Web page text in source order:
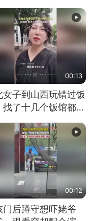
）
00:13
女子到山西玩错过饭
找了十几个饭馆都没
00:12
门后蹲守想吓姥爷